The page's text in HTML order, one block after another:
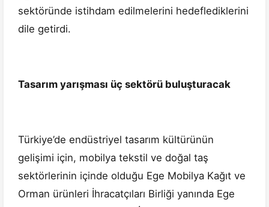
sektöründe istihdam edilmelerini hedeflediklerini
dile getirdi.
Tasarım yarışması üç sektörü buluşturacak
Türkiye’de endüstriyel tasarım kültürünün
gelişimi için, mobilya tekstil ve doğal taş
sektörlerinin içinde olduğu Ege Mobilya Kağıt ve
Orman ürünleri İhracatçıları Birliği yanında Ege